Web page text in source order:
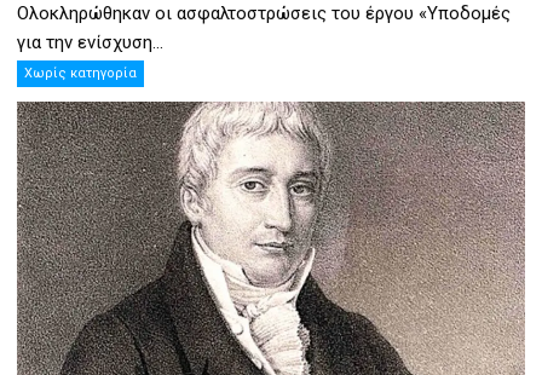
Ολοκληρώθηκαν οι ασφαλτοστρώσεις του έργου «Υποδομές
για την ενίσχυση...
Χωρίς κατηγορία